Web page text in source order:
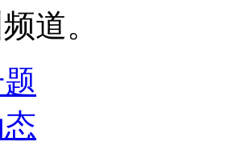
道。